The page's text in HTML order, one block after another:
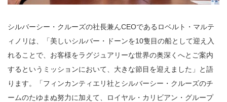
シルバーシー・クルーズの社長兼んCEOであるロベルト・マルテ
ィノリは、「美しいシルバー・ドーンを10隻目の船として迎え入
れることで、お客様をラグジュアリーな世界の奥深くへとご案内
するというミッションにおいて、大きな節目を迎えました」と語
ります。「フィンカンティエリ社とシルバーシー・クルーズのチ
ームのたゆまぬ努力に加えて、ロイヤル・カリビアン・グループ